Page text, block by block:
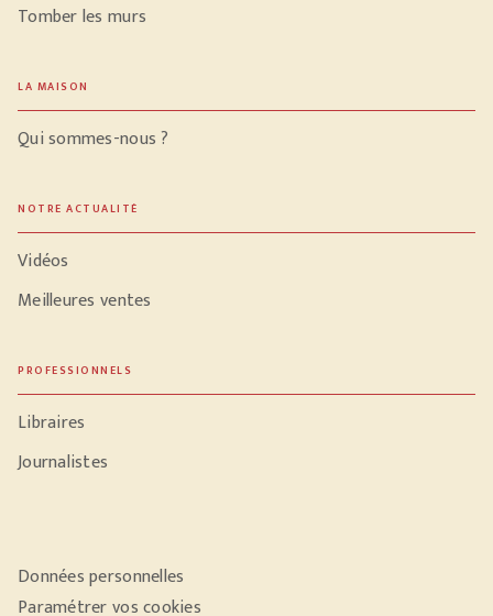
Tomber les murs
LA MAISON
Qui sommes-nous ?
NOTRE ACTUALITÉ
Vidéos
Meilleures ventes
PROFESSIONNELS
Libraires
Journalistes
Données personnelles
Paramétrer vos cookies